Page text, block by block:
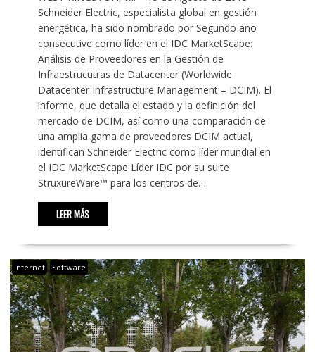
Schneider Electric, especialista global en gestión
energética, ha sido nombrado por Segundo año
consecutive como líder en el IDC MarketScape:
Análisis de Proveedores en la Gestión de
Infraestrucutras de Datacenter (Worldwide
Datacenter Infrastructure Management – DCIM). El
informe, que detalla el estado y la definición del
mercado de DCIM, así como una comparación de
una amplia gama de proveedores DCIM actual,
identifican Schneider Electric como líder mundial en
el IDC MarketScape Líder IDC por su suite
StruxureWare™ para los centros de…
LEER MÁS
Internet Software